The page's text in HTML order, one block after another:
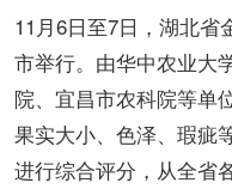
11月6日至7日，湖北省
市举行。由华中农业大
院、宜昌市农科院等单
果实大小、色泽、瑕疵
进行综合评分，从全省